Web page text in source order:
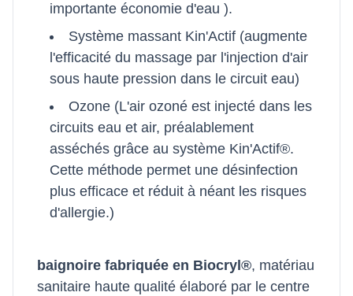
importante économie d'eau ).
Système massant Kin'Actif (augmente
l'efficacité du massage par l'injection d'air
sous haute pression dans le circuit eau)
Ozone (L'air ozoné est injecté dans les
circuits eau et air, préalablement
asséchés grâce au système Kin'Actif®.
Cette méthode permet une désinfection
plus efficace et réduit à néant les risques
d'allergie.)
baignoire fabriquée en Biocryl®, matériau
sanitaire haute qualité élaboré par le centre